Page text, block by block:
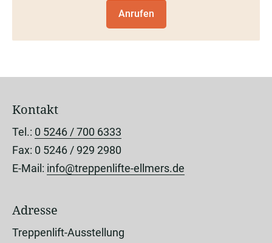
Anrufen
Kontakt
Tel.: 0 5246 / 700 6333
Fax: 0 5246 / 929 2980
E-Mail: info@treppenlifte-ellmers.de
Adresse
Treppenlift-Ausstellung